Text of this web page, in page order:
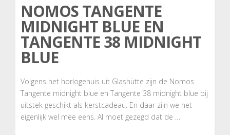
NOMOS TANGENTE
MIDNIGHT BLUE EN
TANGENTE 38 MIDNIGHT
BLUE
Volgens het horlogehuis uit Glashütte zijn de Nomos
Tangente midnight blue en Tangente 38 midnight blue bij
uitstek geschikt als kerstcadeau. En daar zijn we het
eigenlijk wel mee eens. Al moet gezegd dat de …